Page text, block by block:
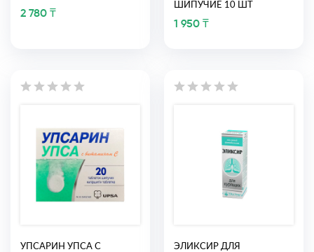
2 780 ₸
ШИПУЧИЕ 10 ШТ
1 950 ₸
УПСАРИН УПСА С
ЭЛИКСИР ДЛЯ